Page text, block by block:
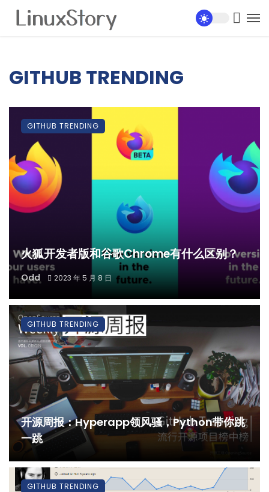
GITHUB TRENDING
火狐开发者版和谷歌Chrome有什么区别？
Odd 2023 年 5 月 8 日
GITHUB TRENDING
开源周报：Hyperapp领风骚，Python带你跳
一跳
GITHUB TRENDING
GITHUB TRENDING